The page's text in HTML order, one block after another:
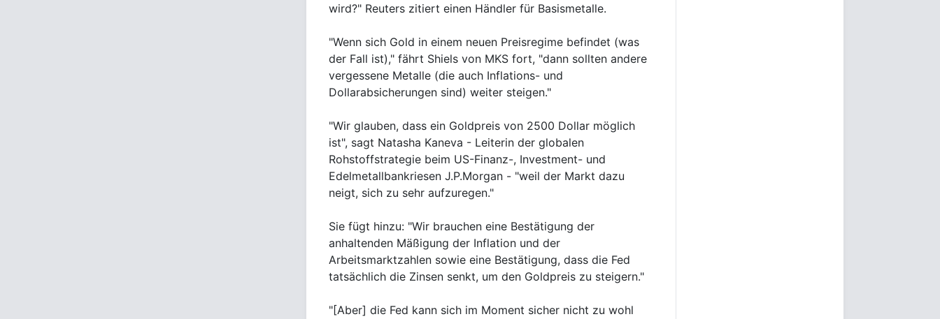
wird?" Reuters zitiert einen Händler für Basismetalle.
"Wenn sich Gold in einem neuen Preisregime befindet (was
der Fall ist)," fährt Shiels von MKS fort, "dann sollten andere
vergessene Metalle (die auch Inflations- und
Dollarabsicherungen sind) weiter steigen."
"Wir glauben, dass ein Goldpreis von 2500 Dollar möglich
ist", sagt Natasha Kaneva - Leiterin der globalen
Rohstoffstrategie beim US-Finanz-, Investment- und
Edelmetallbankriesen J.P.Morgan - "weil der Markt dazu
neigt, sich zu sehr aufzuregen."
Sie fügt hinzu: "Wir brauchen eine Bestätigung der
anhaltenden Mäßigung der Inflation und der
Arbeitsmarktzahlen sowie eine Bestätigung, dass die Fed
tatsächlich die Zinsen senkt, um den Goldpreis zu steigern."
"[Aber] die Fed kann sich im Moment sicher nicht zu wohl